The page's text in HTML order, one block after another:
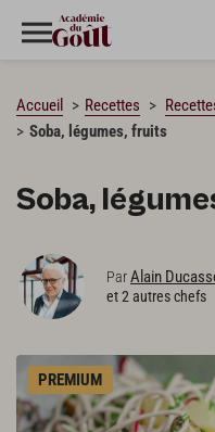
Accueil Recettes
Soba, légumes, fruits
Soba,
ParAlain
et 2 autres chefs
PREMIUM
CHARGEMENT…